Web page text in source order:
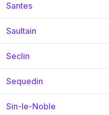
Santes
Saultain
Seclin
Sequedin
Sin-le-Noble